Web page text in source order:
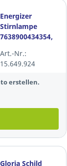
Energizer
Stirnlampe
7638900434354,
Lumen, LED,
schwarz
Art.-Nr.:
15.649.924
erstellen.
Gloria Schild